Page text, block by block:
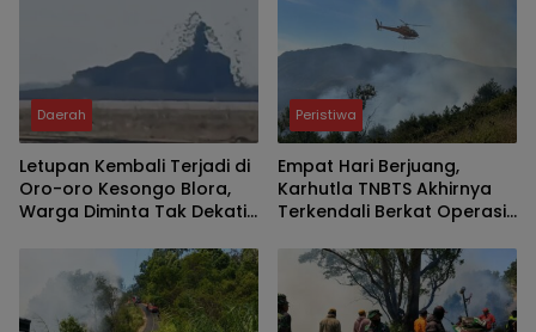
Daerah
Letupan Kembali Terjadi di
Oro-oro Kesongo Blora,
Warga Diminta Tak Dekati
Peristiwa
Empat Hari Berjuang,
Karhutla TNBTS Akhirnya
Terkendali Berkat Operasi